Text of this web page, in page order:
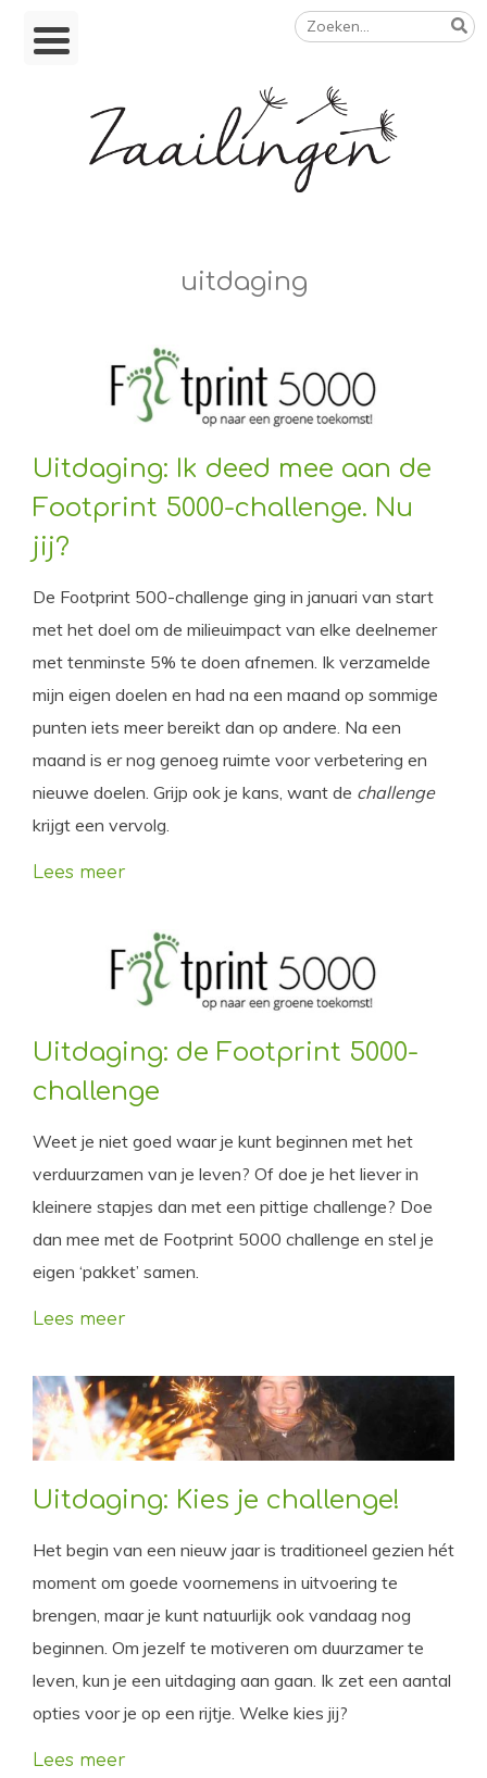
Skip
Zoeken
naar:
uitdaging
Uitdaging: Ik deed mee aan de
Footprint 5000-challenge. Nu
jij?
De Footprint 500-challenge ging in januari van start
met het doel om de milieuimpact van elke deelnemer
met tenminste 5% te doen afnemen. Ik verzamelde
mijn eigen doelen en had na een maand op sommige
punten iets meer bereikt dan op andere. Na een
maand is er nog genoeg ruimte voor verbetering en
nieuwe doelen. Grijp ook je kans, want de challenge
krijgt een vervolg.
Lees meer
Uitdaging: de Footprint 5000-
challenge
Weet je niet goed waar je kunt beginnen met het
verduurzamen van je leven? Of doe je het liever in
kleinere stapjes dan met een pittige challenge? Doe
dan mee met de Footprint 5000 challenge en stel je
eigen ‘pakket’ samen.
Lees meer
Uitdaging: Kies je challenge!
Het begin van een nieuw jaar is traditioneel gezien hét
moment om goede voornemens in uitvoering te
brengen, maar je kunt natuurlijk ook vandaag nog
beginnen. Om jezelf te motiveren om duurzamer te
leven, kun je een uitdaging aan gaan. Ik zet een aantal
opties voor je op een rijtje. Welke kies jij?
Lees meer